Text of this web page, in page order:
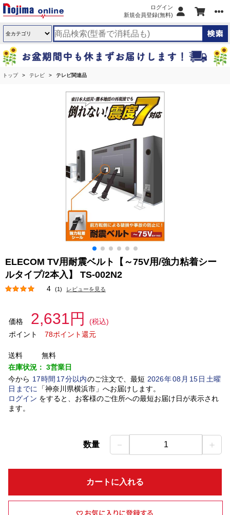
ログイン
新規会員登録(無料)
トップ テレビ テレビ関連品
ELECOM TV用耐震ベルト【～75V用/強力粘着シー
ルタイプ/2本入】 TS-002N2
4 (1) レビューを見る
価格 2,631円
(税込)
ポイント
78ポイント還元
送料
無料
在庫状況： 3営業日
今から 17時間 17分以内のご注文で、最短 2026年08 月 15日土曜
日 までに 「神奈川県横浜市」 へお届けします。
ログイン をすると、お客様のご住所への最短お届け日が表示され
ます。
数量 － 1 ＋
カートに入れる